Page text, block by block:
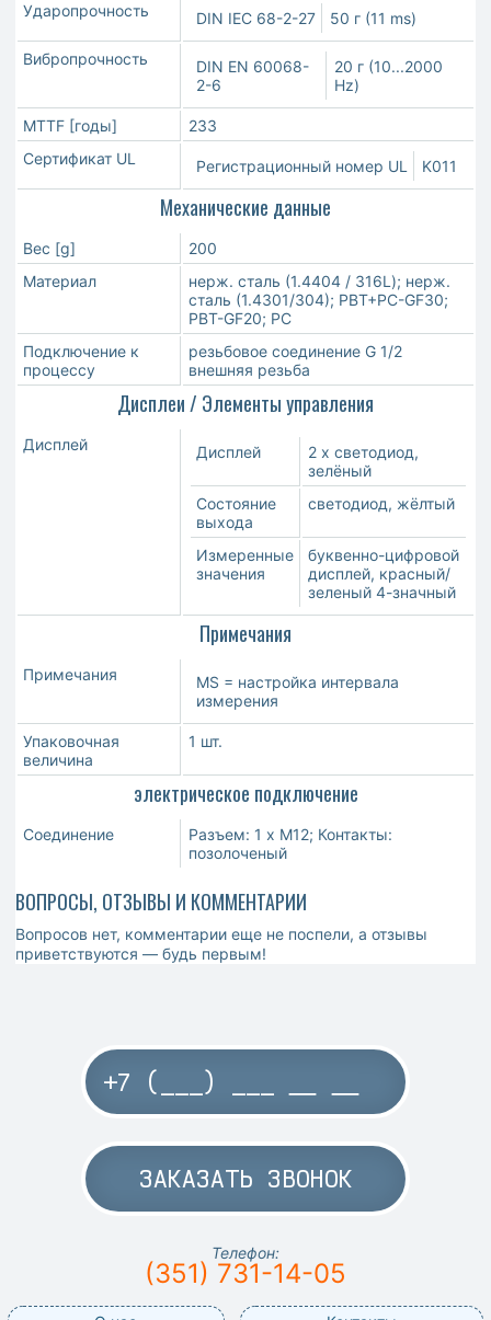
Ударопрочность DIN IEC 68-2-27 50 г (11 ms)
Вибропрочность
DIN EN 60068-
2-6
20 г (10...2000
Hz)
MTTF [годы]
233
Сертификат UL
Регистрационный номер UL K011
Механические данные
Вес [g]
200
Материал
нерж. сталь (1.4404 / 316L); нерж.
сталь (1.4301/304); PBT+PC-GF30;
PBT-GF20; PC
Подключение к
процессу
резьбовое соединение G 1/2
внешняя резьба
Дисплеи / Элементы управления
Дисплей Дисплей
2 x светодиод,
зелёный
Состояние
выхода
светодиод, жёлтый
Измеренные
значения
буквенно-цифровой
дисплей, красный/
зеленый 4-значный
Примечания
Примечания
MS = настройка интервала
измерения
Упаковочная
величина
1 шт.
электрическое подключение
Соединение
Разъем: 1 x M12; Контакты:
позолоченый
ВОПРОСЫ, ОТЗЫВЫ И КОММЕНТАРИИ
Вопросов нет, комментарии еще не поспели, а отзывы
приветствуются — будь первым!
ЗАКАЗАТЬ ЗВОНОК
Телефон:
(351) 731-14-05